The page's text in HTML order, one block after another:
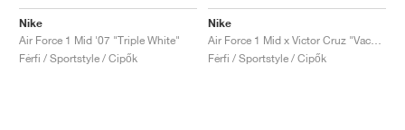
Nike
Air Force 1 Mid '07 "Triple White"
Férfi / Sportstyle / Cipők
Nike
Férfi / Sportstyle / Cipők